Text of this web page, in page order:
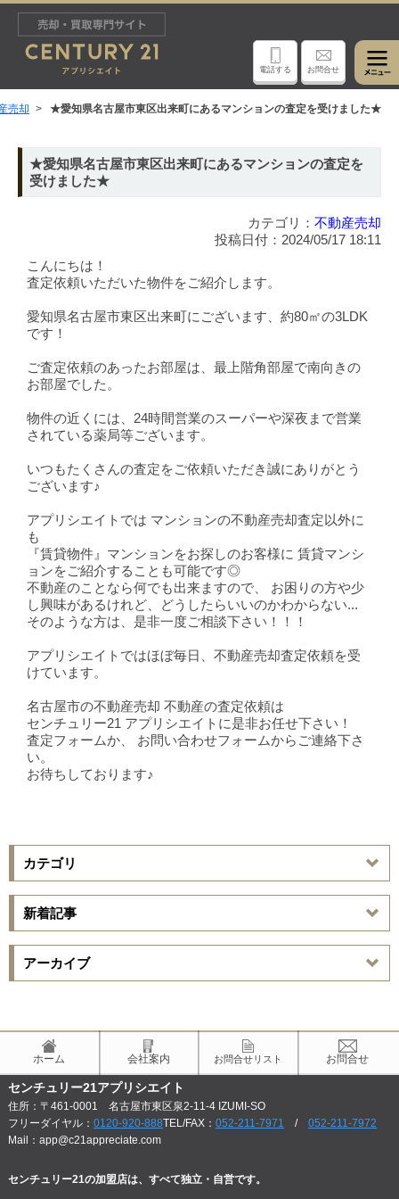
電話する お問合せ
売却 ★愛知県名古屋市東区出来町にあるマンションの査定を受けました★
★愛知県名古屋市東区出来町にあるマンションの査定を
受けました★
カテゴリ： 不動産売却
投稿日付：2024/05/17 18:11
こんにちは！
査定依頼いただいた物件をご紹介します。
愛知県名古屋市東区出来町にございます、約80㎡の3LDK
です！
ご査定依頼のあったお部屋は、最上階角部屋で南向きの
お部屋でした。
物件の近くには、24時間営業のスーパーや深夜まで営業
されている薬局等ございます。
いつもたくさんの査定をご依頼いただき誠にありがとう
ございます♪
アプリシエイトでは マンションの不動産売却査定以外に
も
『賃貸物件』マンションをお探しのお客様に 賃貸マンシ
ョンをご紹介することも可能です◎
不動産のことなら何でも出来ますので、 お困りの方や少
し興味があるけれど、どうしたらいいのかわからない...
そのような方は、是非一度ご相談下さい！！！
アプリシエイトではほぼ毎日、不動産売却査定依頼を受
けています。
名古屋市の不動産売却 不動産の査定依頼は
センチュリー21 アプリシエイトに是非お任せ下さい！
査定フォームか、 お問い合わせフォームからご連絡下さ
い。
お待ちしております♪
カテゴリ
新着記事
アーカイブ
ホーム 会社案内 お問合せリスト お問合せ
センチュリー21アプリシエイト
住所：〒461-0001 名古屋市東区泉2-11-4 IZUMI-SO
フリーダイヤル： 0120-920-888TEL/FAX： 052-211-7971 / 052-211-7972
Mail：app@c21appreciate.com
センチュリー21の加盟店は、すべて独立・自営です。